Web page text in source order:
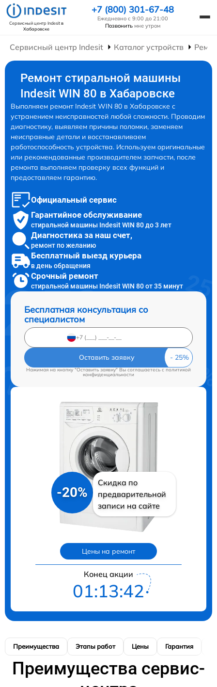
Сервисный центр Indesitв
Хабаровске
+7 (800) 301-67-48
Ежедневно с 9:00 до 21:00
Позвонить мне утром
Сервисный центр Indesit Каталог устройств
Ремонт стиральной машины
Indesit WIN 80 в Хабаровске
Выполняем ремонт Indesit WIN 80 в Хабаровске с
устранением неисправностей любой сложности. Проводим
диагностику, выявляем причины поломки, заменяем
неисправные детали и восстанавливаем
работоспособность устройства. Используем оригинальные
или рекомендованные производителем запчасти, после
ремонта выполняем проверку всех функций и
предоставляем гарантию.
Официальный сервис
Гарантийное обслуживание
стиральной машины Indesit WIN 80 до 3 лет
Диагностика за наш счет,
ремонт по желанию
Бесплатный выезд курьера
в день обращения
Срочный ремонт
стиральной машины Indesit WIN 80 от 35 минут
Бесплатная консультация со
специалистом
Оставить заявку
Нажимая на кнопку "Оставить заявку" Вы соглашаетесь cполитикой
конфиденциальности
-20%
Скидка по
предварительной
записи на сайте
Цены на ремонт
Конец акции
01:13:41
Преимущества Этапы работ Цены Гарантия
Преимущества сервис-